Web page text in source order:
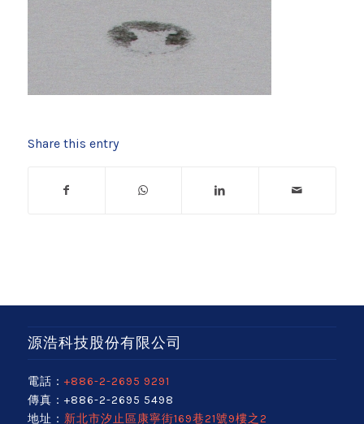
Share this entry
源浩科技股份有限公司
電話： +886-2-2695 9291
傳真：+886-2-2695 5498
地址： 新北市汐止區康寧街169巷21號9樓之2